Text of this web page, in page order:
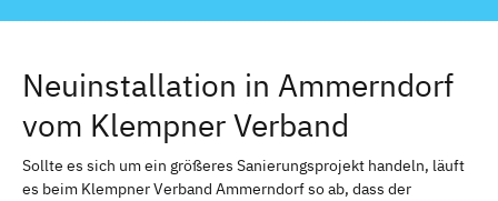
Neuinstallation in Ammerndorf
vom Klempner Verband
Sollte es sich um ein größeres Sanierungsprojekt handeln, läuft
es beim Klempner Verband Ammerndorf so ab, dass der